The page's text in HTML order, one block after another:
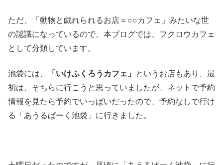
ただ、「動物と戯れられるお店＝○○カフェ」みたいな世
の認識になっているので、本ブログでは、フクロウカフェ
として分類しています。
池袋には、 「いけふくろうカフェ」
というお店もあり、最
初は、そちらに行こうと思っていましたが、ネットで予約
情報を見たら予約でいっぱいだったので、予約なしで行け
る「あうるぱーく池袋」に行きました。